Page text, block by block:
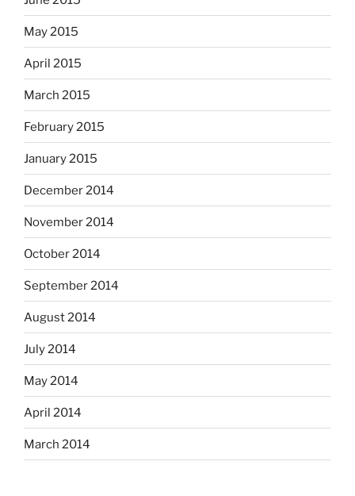
May 2015
April 2015
March 2015
February 2015
January 2015
December 2014
November 2014
October 2014
September 2014
August 2014
July 2014
May 2014
April 2014
March 2014